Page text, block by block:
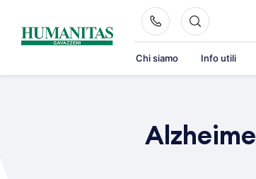
content
Chi siamo Info utili